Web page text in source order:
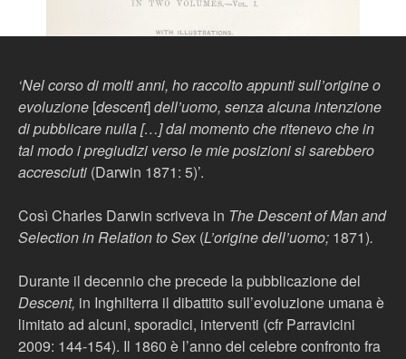
‘Nel corso di molti anni, ho raccolto appunti sull’origine o
evoluzione [descent]dell’uomo, senza alcuna intenzione
di pubblicare nulla […] dal momento che ritenevo che in
tal modo i pregiudizi verso le mie posizioni si sarebbero
accresciuti (Darwin 1871: 5)’.
Così Charles Darwin scriveva in The Descent of Man and
Selection in Relation to Sex(L’origine dell’uomo; 1871).
Durante il decennio che precede la pubblicazione del
Descent, in Inghilterra il dibattito sull’evoluzione umana è
limitato ad alcuni, sporadici, interventi (cfr Parravicini
2009: 144-154). Il 1860 è l’anno del celebre confronto fra